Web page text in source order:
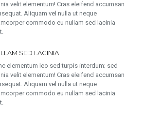
velit elementum! Cras eleifend accumsan
Aliquam vel nulla ut neque
commodo eu nullam sed lacinia
SED LACINIA
elementum leo sed turpis interdum; sed
velit elementum! Cras eleifend accumsan
Aliquam vel nulla ut neque
commodo eu nullam sed lacinia